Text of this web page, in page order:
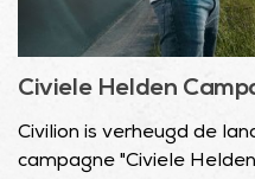
Civiele Helden
Civilion is verheugd de
campagne "Civiele